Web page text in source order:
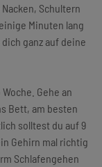
Schultern
Minuten lang
ganz auf deine
Gehe an
Bett, am besten
solltest du auf 9
Gehirn mal richtig
Schlafengehen